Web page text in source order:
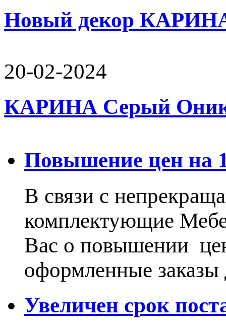
Новый декор
20-02-2024
КАРИНА Серый Оникс
Повышение цен на
В связи с
комплектующие
Вас о повышении
оформленные
Увеличен срок